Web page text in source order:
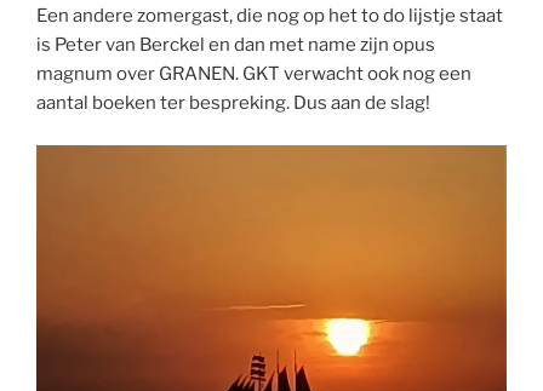
Een andere zomergast, die nog op het to do lijstje staat
is Peter van Berckel en dan met name zijn opus
magnum over GRANEN. GKT verwacht ook nog een
aantal boeken ter bespreking. Dus aan de slag!